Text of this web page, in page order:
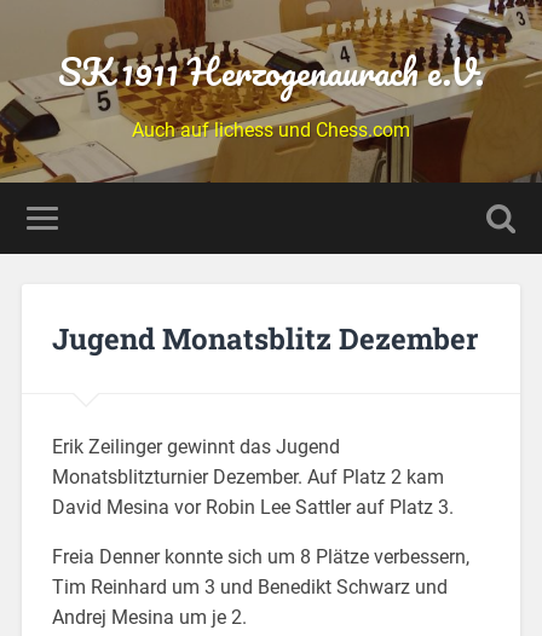
SK 1911 Herzogenaurach e.V.
Auch auf lichess und Chess.com
Jugend Monatsblitz Dezember
Erik Zeilinger gewinnt das Jugend
Monatsblitzturnier Dezember. Auf Platz 2 kam
David Mesina vor Robin Lee Sattler auf Platz 3.
Freia Denner konnte sich um 8 Plätze verbessern,
Tim Reinhard um 3 und Benedikt Schwarz und
Andrej Mesina um je 2.